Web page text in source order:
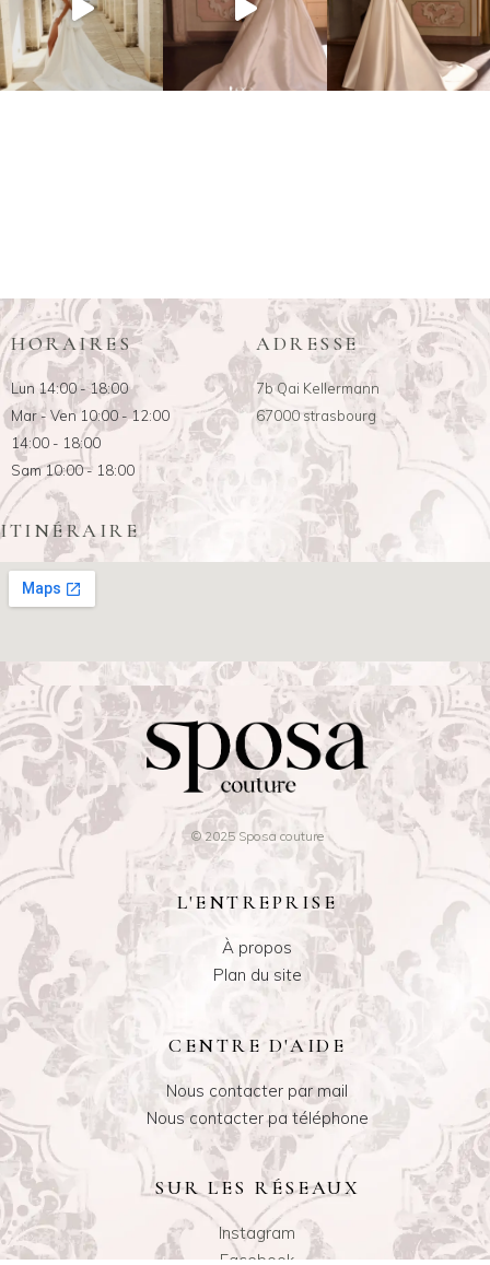
HORAIRES
Lun 14:00 - 18:00
Mar - Ven 10:00 - 12:00
14:00 - 18:00
Sam 10:00 - 18:00
ADRESSE
7b Qai Kellermann
67000 strasbourg
ITINÉRAIRE
© 2025 Sposa couture
L'ENTREPRISE
À propos
Plan du site
CENTRE D'AIDE
Nous contacter par mail
Nous contacter pa téléphone
SUR LES RÉSEAUX
Instagram
Facebook